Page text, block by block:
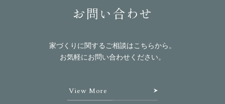
お問い合わせ
家づくりに関するご相談はこちらから。
お気軽にお問い合わせください。
View More